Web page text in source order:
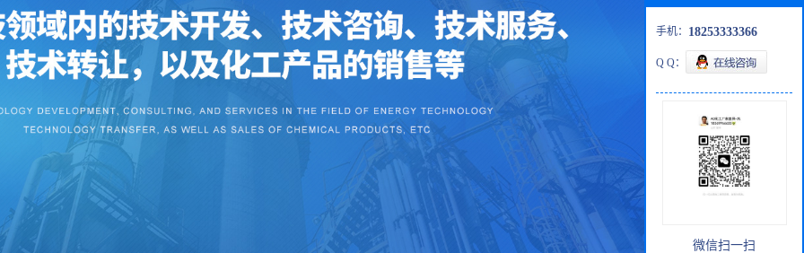
手机： 18253333366
Q Q：
微信扫一扫